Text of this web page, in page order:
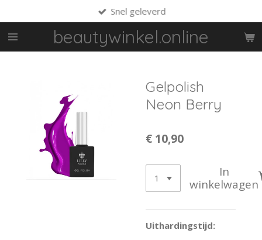
direct
naar
de
beautywinkel.online
Snel geleverd
Gelpolish
Neon Berry
€ 10,90
In
winkelwagen
Uithardingstijd: